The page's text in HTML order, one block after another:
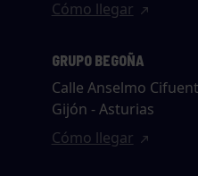
Cómo llegar
GRUPO BEGOÑA
Calle Anselmo
Gijón - Asturias
Cómo llegar